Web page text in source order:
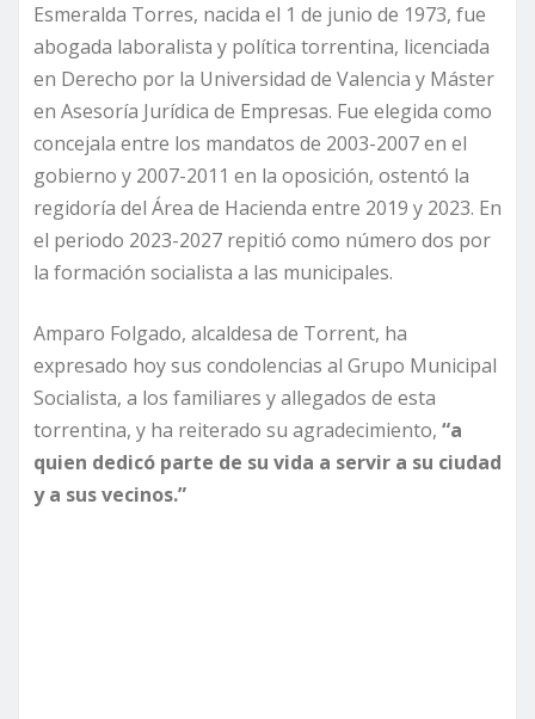
Esmeralda Torres, nacida el 1 de junio de 1973, fue
abogada laboralista y política torrentina, licenciada
en Derecho por la Universidad de Valencia y Máster
en Asesoría Jurídica de Empresas. Fue elegida como
concejala entre los mandatos de 2003-2007 en el
gobierno y 2007-2011 en la oposición, ostentó la
regidoría del Área de Hacienda entre 2019 y 2023. En
el periodo 2023-2027 repitió como número dos por
la formación socialista a las municipales.
Amparo Folgado, alcaldesa de Torrent, ha
expresado hoy sus condolencias al Grupo Municipal
Socialista, a los familiares y allegados de esta
torrentina, y ha reiterado su agradecimiento, “a
quien dedicó parte de su vida a servir a su ciudad
y a sus vecinos.”